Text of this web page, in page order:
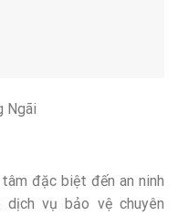
Ngãi
đặc biệt đến an ninh
vụ bảo vệ chuyên